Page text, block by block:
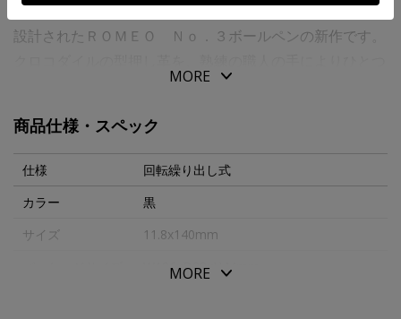
めらかな筆記を実現したインク。「書くこと」にこだわり
設計されたＲＯＭＥＯ Ｎｏ．３ボールペンの新作です。
ひとつ丁寧に巻き込んだボールペン。
感が、手元に風格を添えてくれます。
※柄に個体差がございます。予めご了承くださいませ。
MORE
商品仕様・スペック
仕様
回転繰り出し式
カラー
黒
サイズ
11.8x140mm
W186xD88xH44mm
MORE